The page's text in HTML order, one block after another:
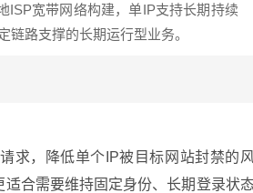
ISP宽带网络构建，单IP支持长期持续
路支撑的长期运行型业务。
求，降低单个IP被目标网站封禁的
合需要维持固定身份、长期登录状